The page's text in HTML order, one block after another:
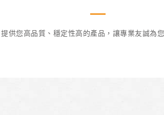
提供您高品質、穩定性高的產品，讓專業友誠為